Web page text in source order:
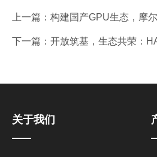
上一篇： 构建国产GPU生态，摩
下一篇： 开放筑基，生态共荣：
关于我们